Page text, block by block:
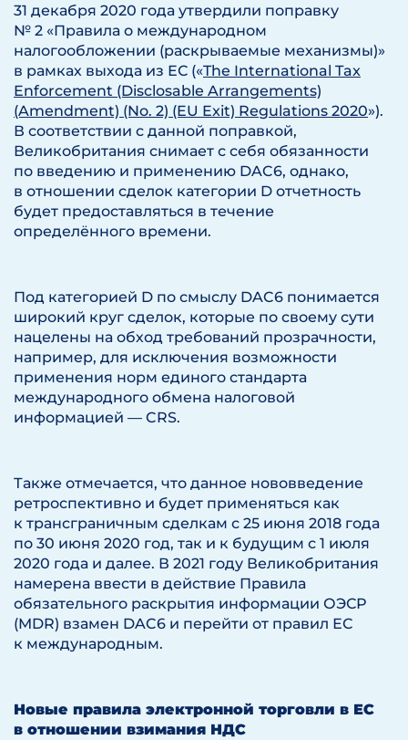
31 декабря 2020 года утвердили поправку
№ 2 «Правила о международном
налогообложении (раскрываемые механизмы)»
в рамках выхода из ЕС («The International Tax
Enforcement (Disclosable Arrangements)
(Amendment) (No. 2) (EU Exit) Regulations 2020»).
В соответствии с данной поправкой,
Великобритания снимает с себя обязанности
по введению и применению DAC6, однако,
в отношении сделок категории D отчетность
будет предоставляться в течение
определённого времени.
Под категорией D по смыслу DAC6 понимается
широкий круг сделок, которые по своему сути
нацелены на обход требований прозрачности,
например, для исключения возможности
применения норм единого стандарта
международного обмена налоговой
информацией — CRS.
Также отмечается, что данное нововведение
ретроспективно и будет применяться как
к трансграничным сделкам с 25 июня 2018 года
по 30 июня 2020 год, так и к будущим с 1 июля
2020 года и далее. В 2021 году Великобритания
намерена ввести в действие Правила
обязательного раскрытия информации ОЭСР
(MDR) взамен DAC6 и перейти от правил ЕС
к международным.
Новые правила электронной торговли в ЕС
в отношении взимания НДС